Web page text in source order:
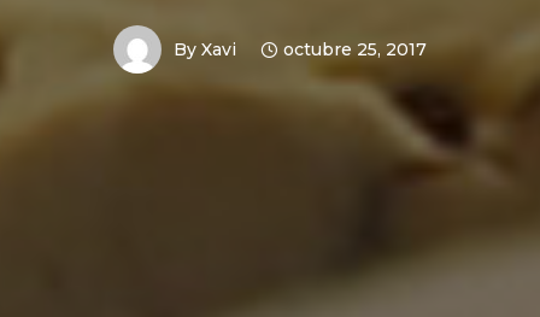
By Xavi octubre 25, 2017